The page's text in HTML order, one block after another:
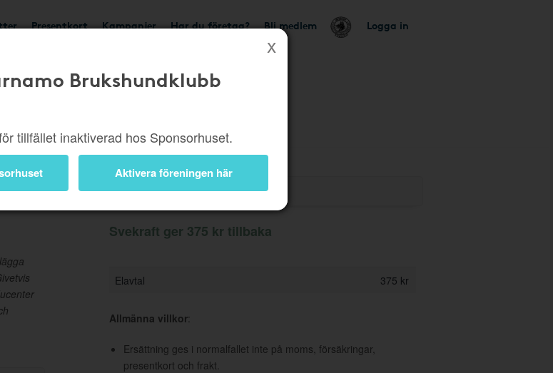
Presentkort Kampanjer Har du företag? Bli medlem Logga in
Brukshundklubb
tillfället inaktiverad hos Sponsorhuset.
Aktivera föreningen här
Information
Svekraft ger 375 kr tillbaka
Elavtal 375 kr
Allmänna villkor:
Ersättning ges i normalfallet inte på moms, försäkringar,
presentkort och frakt.